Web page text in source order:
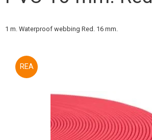
1 m. Waterproof webbing Red. 16 mm.
31